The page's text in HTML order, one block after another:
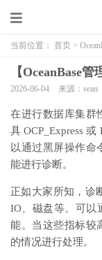
当前位置： 首页 >
【OceanBase
2026-06-04 来源：sean
在进行数据库集群
具 OCP_Express
以通过黑屏操作命
能进行诊断。
正如大家所知，诊
IO、磁盘等。可以
能。当这些指标较
的情况进行处理。